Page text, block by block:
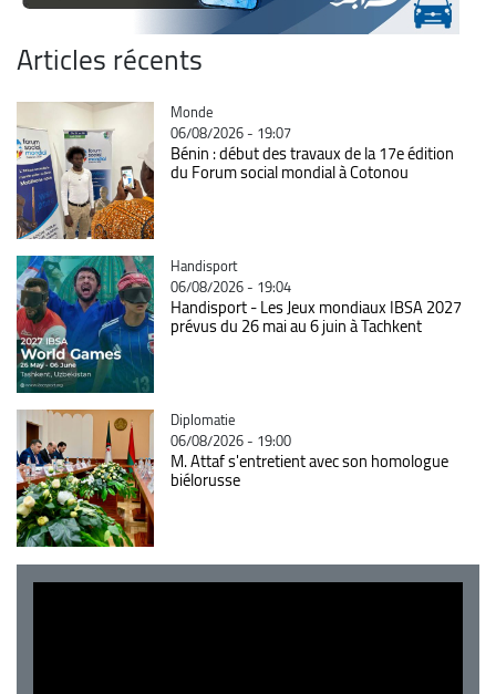
Articles récents
Catégorie
Monde
06/08/2026 - 19:07
Bénin : début des travaux de la 17e édition
du Forum social mondial à Cotonou
Catégorie
Handisport
06/08/2026 - 19:04
Handisport - Les Jeux mondiaux IBSA 2027
prévus du 26 mai au 6 juin à Tachkent
Catégorie
Diplomatie
06/08/2026 - 19:00
M. Attaf s'entretient avec son homologue
biélorusse